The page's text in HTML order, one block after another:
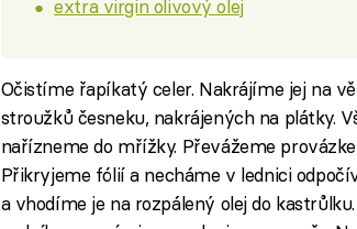
extra virgin olivový olej
Očistíme řapíkatý celer. Nakrájíme jej na
stroužků česneku, nakrájených na plátky.
nařízneme do mřížky. Převážeme
Přikryjeme fólií a necháme v lednici
a vhodíme je na rozpálený olej do